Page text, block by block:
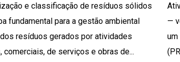
e classificação de resíduos sólidos
fundamental para a gestão ambiental
resíduos gerados por atividades
comerciais, de serviços e obras de...
—
um